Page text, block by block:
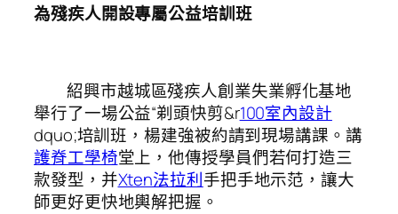
為殘疾人開設專屬公益培訓班
紹興市越城區殘疾人創業失業孵化基地
舉行了一場公益“剃頭快剪&r100室內設計
dquo;培訓班，楊建強被約請到現場講課。講
護脊工學椅堂上，他傳授學員們若何打造三
款發型，并Xten法拉利手把手地示范，讓大
師更好更快地輿解把握。